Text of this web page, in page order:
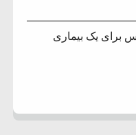
برای یک بیماری